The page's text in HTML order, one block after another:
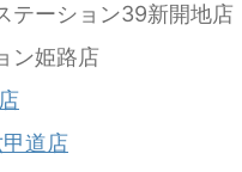
テーション39新開地店
ン姫路店
道店